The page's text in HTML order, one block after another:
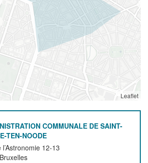
Leaflet
COMMUNALE DE SAINT-
TEN-NOODE
l’Astronomie 12-13
Bruxelles